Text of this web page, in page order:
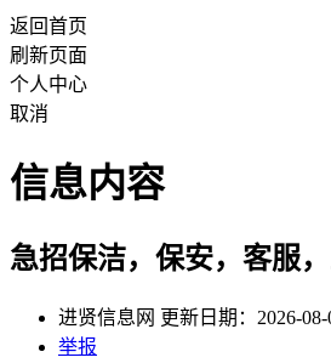
返回首页
刷新页面
个人中心
取消
信息内容
急招保洁，保安，客服
进贤信息网 更新日期：2026-08-
举报